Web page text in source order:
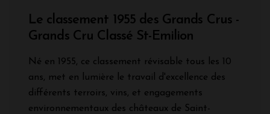
Le classement 1955 des Grands Crus -
Grands Cru Classé St-Emilion
Né en 1955, ce classement révisable tous les 10
ans, met en lumière le travail d'excellence des
différents terroirs, vins, et engagements
environnementaux des châteaux de Saint-